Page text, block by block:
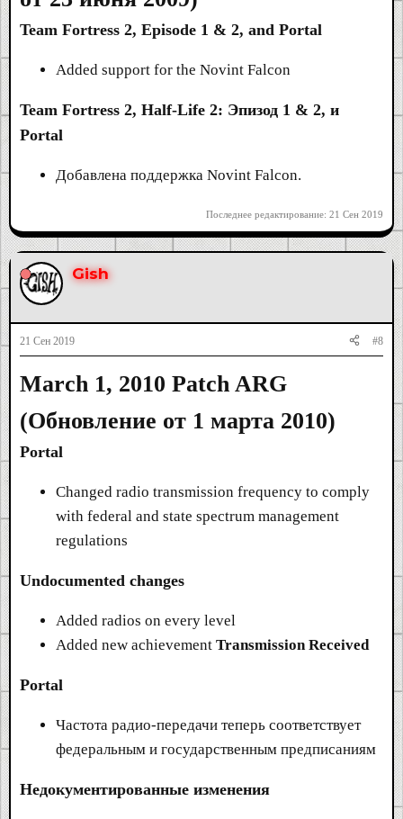
Team Fortress 2, Episode 1 & 2, and Portal
Added support for the Novint Falcon
Team Fortress 2, Half-Life 2: Эпизод 1 & 2, и
Portal
Добавлена поддержка Novint Falcon.
Последнее редактирование: 21 Сен 2019
Gish
21 Сен 2019 #8
March 1, 2010 Patch ARG
(Обновление от 1 марта 2010)
Portal
Changed radio transmission frequency to comply
with federal and state spectrum management
regulations
Undocumented changes
Added radios on every level
Added new achievement Transmission Received
Portal
Частота радио-передачи теперь соответствует
федеральным и государственным предписаниям
Недокументированные изменения